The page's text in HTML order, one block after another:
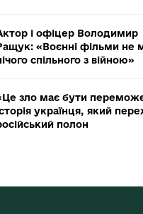
і офіцер Володимир
«Воєнні фільми не
спільного з війною»
зло має бути
українця, який
полон